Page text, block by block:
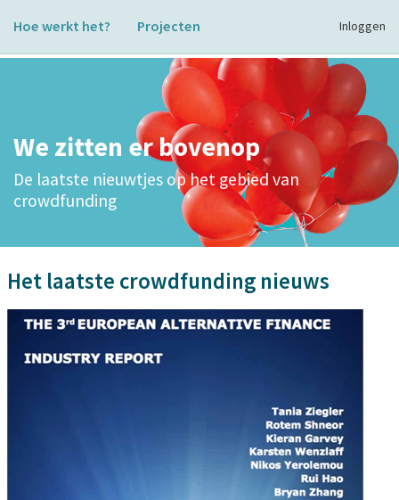
Hoe werkt het? Projecten Inloggen
We zitten er bovenop
De laatste nieuwtjes op het gebied van
crowdfunding
Het laatste crowdfunding nieuws